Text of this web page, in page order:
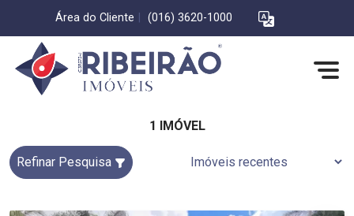
Área do Cliente (016) 3620-1000
1 IMÓVEL
Refinar Pesquisa